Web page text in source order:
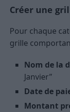
Créer une
Pour chaque
grille
Nom de la
Janvier”
Date de
Montant